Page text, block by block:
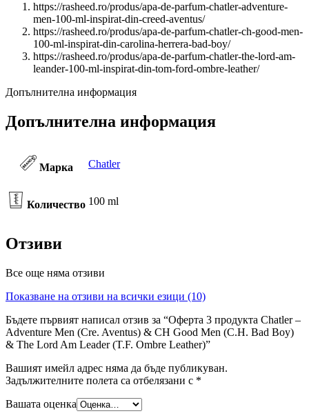
https://rasheed.ro/produs/apa-de-parfum-chatler-adventure-
men-100-ml-inspirat-din-creed-aventus/
https://rasheed.ro/produs/apa-de-parfum-chatler-ch-good-men-
100-ml-inspirat-din-carolina-herrera-bad-boy/
https://rasheed.ro/produs/apa-de-parfum-chatler-the-lord-am-
leander-100-ml-inspirat-din-tom-ford-ombre-leather/
Допълнителна информация
Допълнителна информация
Марка Chatler
Количество 100 ml
Отзиви
Все още няма отзиви
Показване на отзиви на всички езици (10)
Бъдете първият написал отзив за “Оферта 3 продукта Chatler –
Adventure Men (Cre. Aventus) & CH Good Men (C.H. Bad Boy)
& The Lord Am Leader (T.F. Ombre Leather)”
Вашият имейл адрес няма да бъде публикуван.
Задължителните полета са отбелязани с *
Вашата оценка